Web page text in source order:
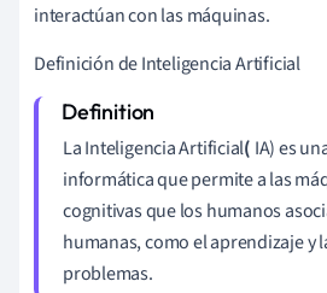
interactúan con las máquinas.
Definición de Inteligencia Artificial
La Inteligencia Artificial( IA) es
informática que permite a las
cognitivas que los humanos
humanas, como el aprendizaje y
problemas.